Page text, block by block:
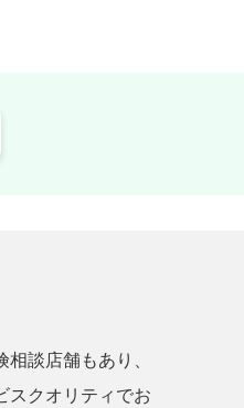
相談店舗もあり、
スクオリティでお